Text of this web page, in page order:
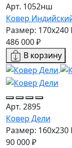
Арт. 1052нш
Ковер
Размер: 170x240
486 000 ₽
В корзину
Арт. 2895
Ковер Дели
Размер: 160х230
90 000 ₽